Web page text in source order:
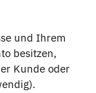
und Ihrem
besitzen,
Kunde oder